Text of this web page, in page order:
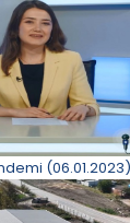
(06.01.2023)